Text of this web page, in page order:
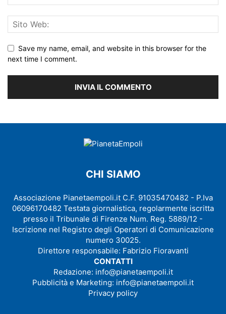
Save my name, email, and website in this browser for the
next time I comment.
CHI SIAMO
Associazione Pianetaempoli.it C.F. 91035470482 - P.Iva
06096170482 Testata giornalistica, regolarmente iscritta
presso il Tribunale di Firenze Num. Reg. 5889/12 -
Iscrizione nel Registro degli Operatori di Comunicazione
numero 30025.
Direttore responsabile: Fabrizio Fioravanti
CONTATTI
Redazione: info@pianetaempoli.it
Pubblicità e Marketing: info@pianetaempoli.it
Privacy policy